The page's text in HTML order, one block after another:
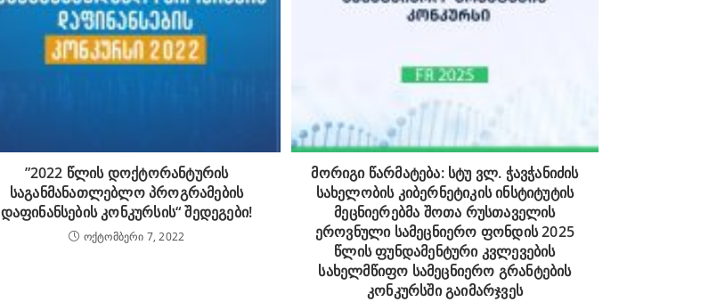
”2022 წლის დოქტორანტურის
საგანმანათლებლო პროგრამების
დაფინანსების კონკურსის“ შედეგები!
ოქტომბერი 7, 2022
მორიგი წარმატება: სტუ ვლ. ჭავჭანიძის
სახელობის კიბერნეტიკის ინსტიტუტის
მეცნიერებმა შოთა რუსთაველის
ეროვნული სამეცნიერო ფონდის 2025
წლის ფუნდამენტური კვლევების
სახელმწიფო სამეცნიერო გრანტების
კონკურსში გაიმარჯვეს